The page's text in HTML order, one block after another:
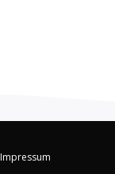
Impressum